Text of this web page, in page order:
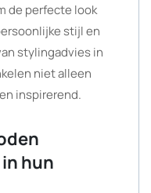
de perfecte look
stijl en
stylingadvies in
niet alleen
inspirerend.
hun